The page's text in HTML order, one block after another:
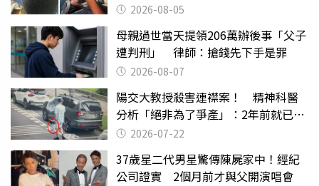
2026-08-05
母親過世當天提領206萬辦後事「父子
遭判刑」 律師：搶錢先下手是罪
2026-08-07
陽交大教授殺害連襟案！ 精神科醫
分析「絕非為了爭產」：2年前就已言
行詭異
2026-07-22
37歲星二代男星驚傳陳屍家中！經紀
公司證實 2個月前才與父開演唱會